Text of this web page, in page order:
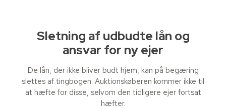
Sletning af udbudte lån og
ansvar for ny ejer
De lån, der ikke bliver budt hjem, kan på begæring
slettes af tingbogen. Auktionskøberen kommer ikke til
at hæfte for disse, selvom den tidligere ejer fortsat
hæfter.